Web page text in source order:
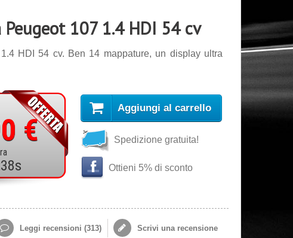
107 1.4 HDI 54 cv
HDI 54 cv. Ben 14 mappature, un display ultra
€
36s
Aggiungi al carrello
Spedizione gratuita!
Ottieni 5% di sconto
Leggi recensioni (313) Scrivi una recensione